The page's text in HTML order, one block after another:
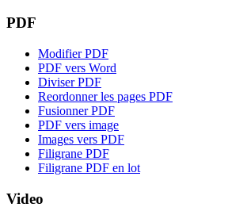
PDF
Modifier PDF
PDF vers Word
Diviser PDF
Reordonner les pages PDF
Fusionner PDF
PDF vers image
Images vers PDF
Filigrane PDF
Filigrane PDF en lot
Video